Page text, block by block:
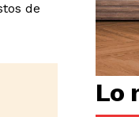
de
Lo